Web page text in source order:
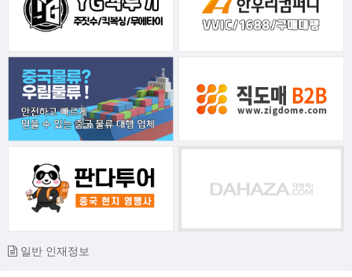
일반 인재정보